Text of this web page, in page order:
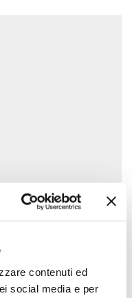
contenuti ed
social media e per
per corda
| Shock cord